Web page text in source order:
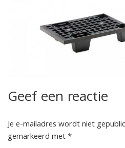
Geef een reactie
Je e-mailadres wordt niet
gemarkeerd met*